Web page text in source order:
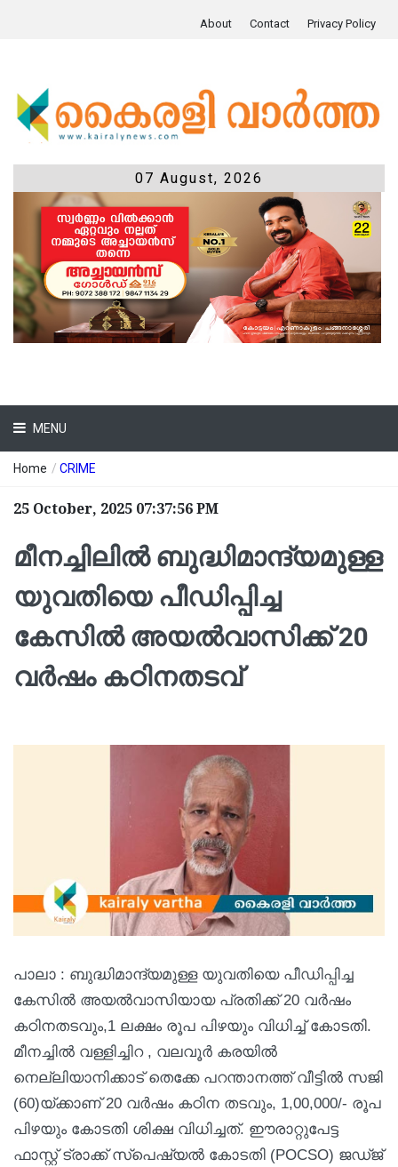
About Contact Privacy Policy
07 August, 2026
MENU
Home / CRIME
25 October, 2025 07:37:56 PM
മീനച്ചിലിൽ ബുദ്ധിമാന്ദ്യമുള്ള
യുവതിയെ പീഡിപ്പിച്ച
കേസിൽ അയൽവാസിക്ക് 20
വർഷം കഠിനതടവ്
പാലാ : ബുദ്ധിമാന്ദ്യമുള്ള യുവതിയെ പീഡിപ്പിച്ച
കേസിൽ അയൽവാസിയായ പ്രതിക്ക് 20 വർഷം
കഠിനതടവും,1 ലക്ഷം രൂപ പിഴയും വിധിച്ച് കോടതി.
മീനച്ചിൽ വള്ളിച്ചിറ , വലവൂർ കരയിൽ
നെല്ലിയാനിക്കാട് തെക്കേ പറന്താനത്ത് വീട്ടിൽ സജി
(60)യ്ക്കാണ് 20 വർഷം കഠിന തടവും, 1,00,000/- രൂപ
പിഴയും കോടതി ശിക്ഷ വിധിച്ചത്. ഈരാറ്റുപേട്ട
ഫാസ്റ്റ് ട്രാക്ക് സ്പെഷ്യൽ കോടതി (POCSO) ജഡ്ജ്